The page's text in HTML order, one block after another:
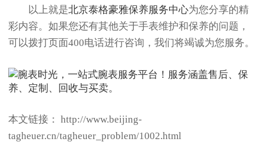
以上就是北京泰格豪雅保养服务中心为您分享的精
彩内容。如果您还有其他关于手表维护和保养的问题，
可以拨打页面400电话进行咨询，我们将竭诚为您服务。
本文链接： http://www.beijing-
tagheuer.cn/tagheuer_problem/1002.html